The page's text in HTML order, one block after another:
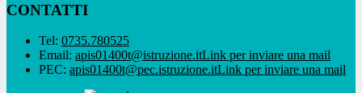
CONTATTI
Tel: 0735.780525
Email: apis01400t@istruzione.itLink per inviare una mail
PEC: apis01400t@pec.istruzione.itLink per inviare una mail